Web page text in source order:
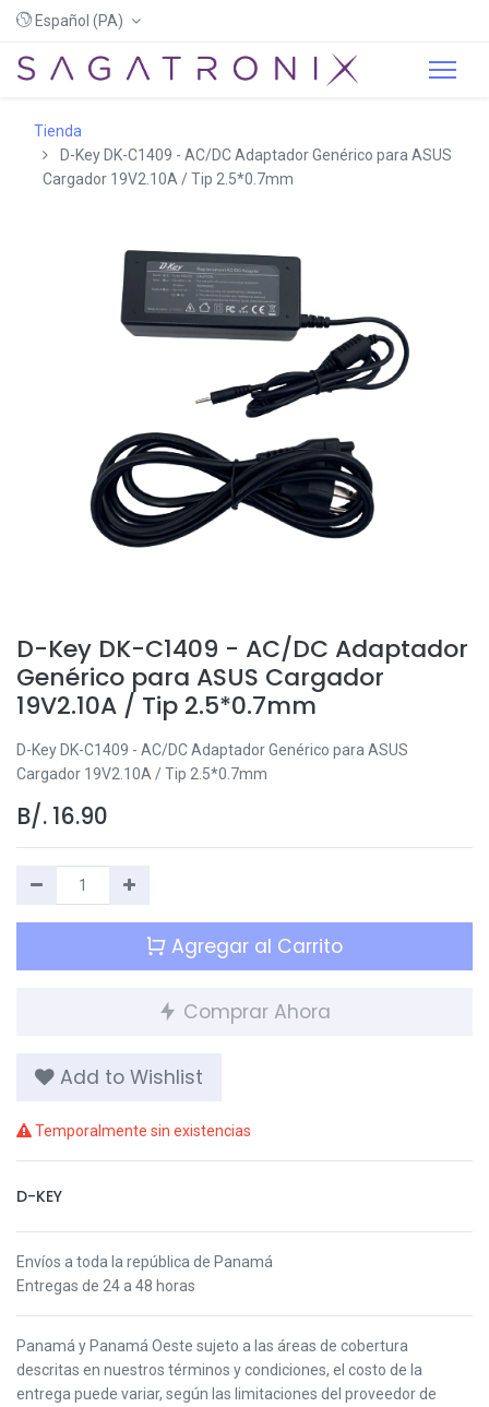
Español (PA)
Tienda
D-Key DK-C1409 - AC/DC Adaptador Genérico para ASUS
Cargador 19V2.10A / Tip 2.5*0.7mm
D-Key DK-C1409 - AC/DC Adaptador
Genérico para ASUS Cargador
19V2.10A / Tip 2.5*0.7mm
D-Key DK-C1409 - AC/DC Adaptador Genérico para ASUS
Cargador 19V2.10A / Tip 2.5*0.7mm
B/. 16.90
Agregar al Carrito
Comprar Ahora
Add to Wishlist
Temporalmente sin existencias
D-KEY
Envíos a toda la república de Panamá
Entregas de 24 a 48 horas
Panamá y Panamá Oeste sujeto a las áreas de cobertura
descritas en nuestros términos y condiciones, el costo de la
entrega puede variar, según las limitaciones del proveedor de